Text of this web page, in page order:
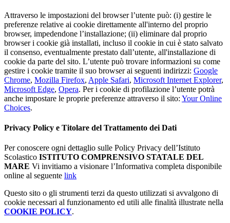
Attraverso le impostazioni del browser l’utente può: (i) gestire le
preferenze relative ai cookie direttamente all'interno del proprio
browser, impedendone l’installazione; (ii) eliminare dal proprio
browser i cookie già installati, incluso il cookie in cui è stato salvato
il consenso, eventualmente prestato dall’utente, all'installazione di
cookie da parte del sito. L’utente può trovare informazioni su come
gestire i cookie tramite il suo browser ai seguenti indirizzi: Google
Chrome, Mozilla Firefox, Apple Safari, Microsoft Internet Explorer,
Microsoft Edge, Opera. Per i cookie di profilazione l’utente potrà
anche impostare le proprie preferenze attraverso il sito: Your Online
Choices.
Privacy Policy e Titolare del Trattamento dei Dati
Per conoscere ogni dettaglio sulle Policy Privacy dell’Istituto
Scolastico ISTITUTO COMPRENSIVO STATALE DEL
MARE Vi invitiamo a visionare l’Informativa completa disponibile
online al seguente link
Questo sito o gli strumenti terzi da questo utilizzati si avvalgono di
cookie necessari al funzionamento ed utili alle finalità illustrate nella
COOKIE POLICY.